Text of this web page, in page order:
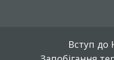
Вступ до